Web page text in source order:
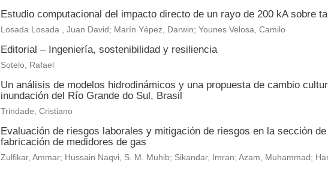
Estudio computacional del impacto directo de un rayo de 200 kA sobre
Losada Losada , Juan David; Marín Yépez, Darwin; Younes Velosa, Camilo
Editorial – Ingeniería, sostenibilidad y resiliencia
Sotelo, Rafael
Un análisis de modelos hidrodinámicos y una propuesta de cambio
inundación del Río Grande do Sul, Brasil
Trindade, Cristiano
Evaluación de riesgos laborales y mitigación de riesgos en la sección
fabricación de medidores de gas
Zulfikar, Ammar; Hussain Naqvi, S. M. Muhib; Sikandar, Imran; Azam, Muhammad;